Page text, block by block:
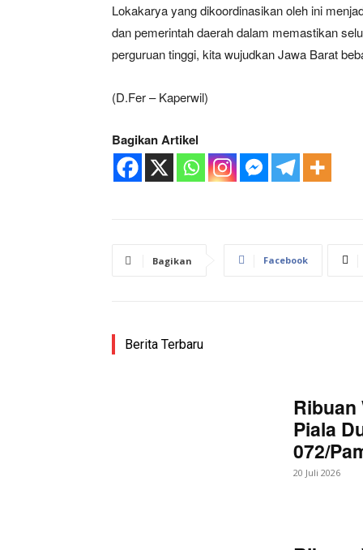
Lokakarya yang dikoordinasikan oleh ini
dan pemerintah daerah dalam memastikan
perguruan tinggi, kita wujudkan Jawa Barat
(D.Fer – Kaperwil)
Bagikan Artikel
Bagikan Facebook
Berita Terbaru
Ribuan
Piala
072/
20 Juli 2026